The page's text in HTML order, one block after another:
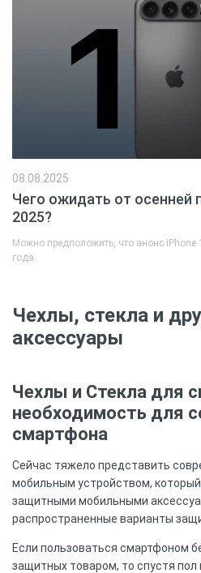
Чего ожидать от осенней
2025?
08.08.2025
Можно предположить, что анонс iPhone
года.
Чехлы, стекла и
аксессуары
Чехлы и Стекла для
необходимость для
смартфона
Сейчас тяжело представить
мобильным устройством,
защитными мобильными
распространенные варианты
Если пользоваться смартфоном
защитных товаром, то спустя